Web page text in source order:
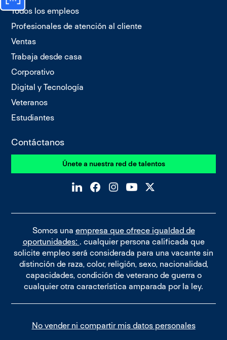
Todos los empleos
Profesionales de atención al cliente
Ventas
Trabaja desde casa
Corporativo
Digital y Tecnología
Veteranos
Estudiantes
Contáctanos
Únete a nuestra red de talentos
Somos una empresa que ofrece igualdad de
oportunidades: . cualquier persona calificada que
solicite empleo será considerada para una vacante sin
distinción de raza, color, religión, sexo, nacionalidad,
capacidades, condición de veterano de guerra o
cualquier otra característica amparada por la ley.
No vender ni compartir mis datos personales